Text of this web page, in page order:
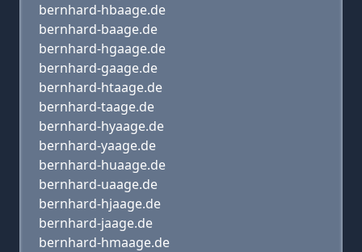
bernhard-hbaage.de
bernhard-baage.de
bernhard-hgaage.de
bernhard-gaage.de
bernhard-htaage.de
bernhard-taage.de
bernhard-hyaage.de
bernhard-yaage.de
bernhard-huaage.de
bernhard-uaage.de
bernhard-hjaage.de
bernhard-jaage.de
bernhard-hmaage.de